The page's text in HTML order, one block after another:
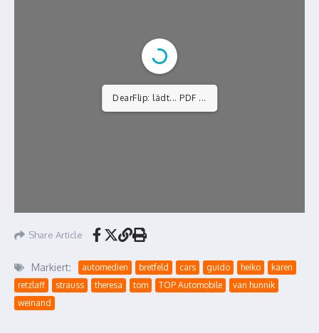
DearFlip: lädt... PDF ...
Share Article
Markiert: automedien bretfeld cars guido heiko
karen
retzlaff
strauss theresa tom TOP Automobile
van hunnik
weinand